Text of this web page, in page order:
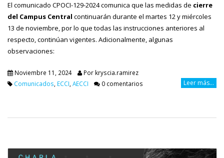
El comunicado CPOCI-129-2024 comunica que las medidas de cierre
del Campus Central continuarán durante el martes 12 y miércoles
13 de noviembre, por lo que todas las instrucciones anteriores al
respecto, continúan vigentes. Adicionalmente, algunas
observaciones:
Noviembre 11, 2024 Por kryscia.ramirez
Comunicados, ECCI, AECCI 0 comentarios Leer más...